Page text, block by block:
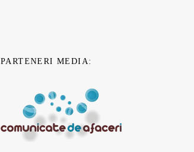
PARTENERI MEDIA: